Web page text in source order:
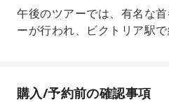
午後のツアーでは、有名な
ーが行われ、ビクトリア駅で
購入/予約前の確認事項